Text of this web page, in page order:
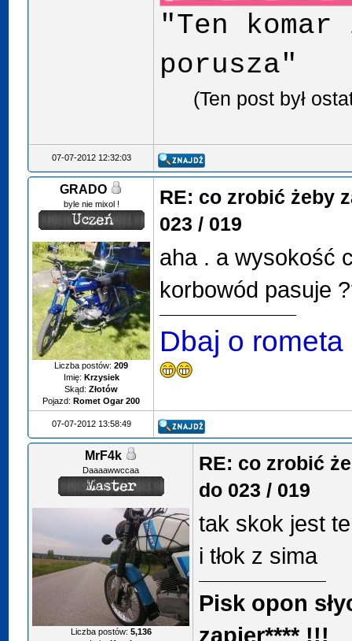
"Ten komar
porusza"
(Ten post był
07-07-2012 12:32:03
GRADO
byle nie mixol !
Liczba postów:209
Imię: Krzysiek
Skąd: Złotów
Pojazd: Romet Ogar 200
RE: co zrobić żeby
023 / 019
aha . a wysokość
korbowód pasuje
Dbaj o
07-07-2012 13:58:49
MrF4k
Daaaawwccaa
Liczba postów: 5,136
RE: co zrobić
do 023 / 019
tak skok jest
i tłok z sima
Pisk opon
zapier**** !!!